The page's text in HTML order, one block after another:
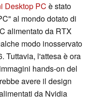
Desktop PC è stato
al mondo dotato di
alimentato da RTX
modo inosservato
Tuttavia, l'attesa è ora
hands-on del
avere il design
da Nvidia